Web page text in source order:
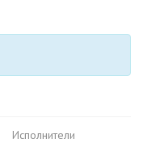
Исполнители